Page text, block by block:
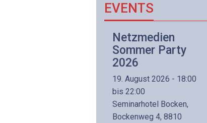
EVENTS
Netzmedien
Sommer Party
2026
19. August 2026 - 18:00
bis 22:00
Seminarhotel Bocken,
Bockenweg 4, 8810